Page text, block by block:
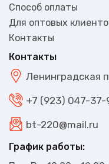
В наличии
2640₽
Способ оплаты
Для оптовых
Контакты
Контакты
Ленинградская
+7 (923) 047-37-
bt-220@mail.ru
График работы: